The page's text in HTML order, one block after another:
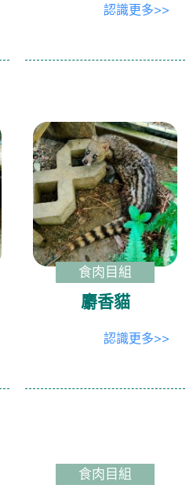
認識更多>>
食肉目組
麝香貓
認識更多>>
食肉目組